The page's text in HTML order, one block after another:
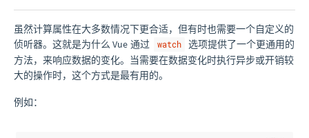
虽然计算属性在大多数情况下更合适，但有时也需要一个自定义的
侦听器。这就是为什么 Vue 通过
watch
选项提供了一个更通用的
方法，来响应数据的变化。当需要在数据变化时执行异步或开销较
大的操作时，这个方式是最有用的。
例如：